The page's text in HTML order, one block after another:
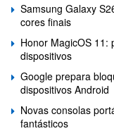
Samsung Galaxy
cores finais
Honor MagicOS 11:
dispositivos
Google prepara
dispositivos Android
Novas consolas
fantásticos